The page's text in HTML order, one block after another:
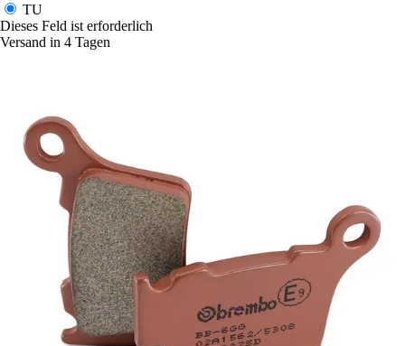
TU
Dieses Feld ist erforderlich
Versand in 4 Tagen